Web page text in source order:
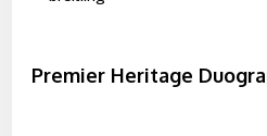
Premier Heritage